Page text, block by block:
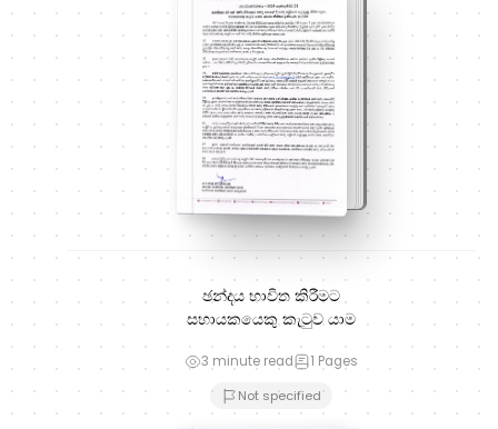
ඡන්දය භාවිත කිරීමට
සහායකයෙකු කැටුව යාම
3 minute read 1 Pages
Not specified